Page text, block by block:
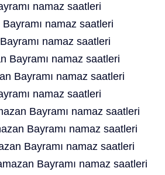
namaz saatleri
namaz saatleri
namaz saatleri
Bayramı namaz saatleri
Bayramı namaz saatleri
namaz saatleri
Bayramı namaz saatleri
Bayramı namaz saatleri
Bayramı namaz saatleri
Bayramı namaz saatleri